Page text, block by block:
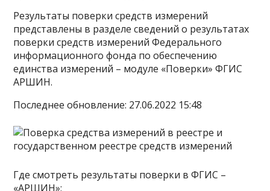
Результаты поверки средств измерений
представлены в разделе сведений о результатах
поверки средств измерений Федерального
информационного фонда по обеспечению
единства измерений – модуле «Поверки» ФГИС
АРШИН.
Последнее обновление: 27.06.2022 15:48
Где смотреть результаты поверки в ФГИС –
«АРШИН»: